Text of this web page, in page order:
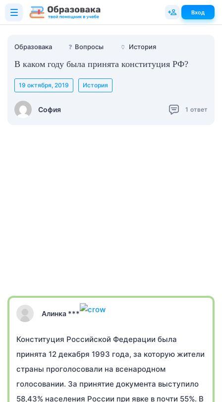
Образовака ❓ Вопросы 🏺 История
В каком году была принята конституция РФ?
София
19 октября, 2019 История
1 ответ
Алинка ***
Конституция Российской Федерации была
принята 12 декабря 1993 года, за которую жители
страны проголосовали на всенародном
голосовании. За принятие документа выступило
58,43% населения России при явке в почти 55%. В
Вход